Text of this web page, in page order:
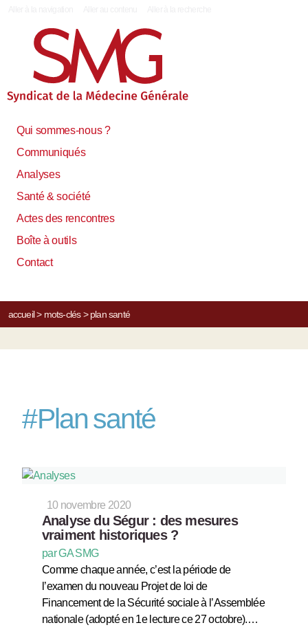
Qui sommes-nous ?
Communiqués
Analyses
Santé & société
Actes des rencontres
Boîte à outils
Contact
accueil> mots-clés> plan santé
#Plan santé
10 novembre 2020
Analyse du Ségur : des mesures
vraiment historiques ?
par GA SMG
Comme chaque année, c’est la période de
l’examen du nouveau Projet de loi de
Financement de la Sécurité sociale à l’Assemblée
nationale (adopté en 1e lecture ce 27 octobre).…